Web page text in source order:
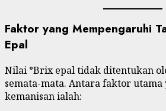
Faktor yang Mempengaruhi
Epal
Nilai °Brix epal tidak ditentukan
semata-mata. Antara faktor
kemanisan ialah: